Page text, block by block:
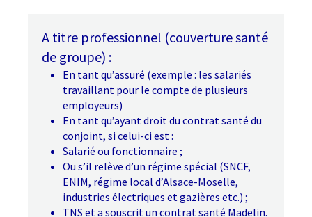
A titre professionnel (couverture santé
de groupe) :
En tant qu’assuré (exemple : les salariés
travaillant pour le compte de plusieurs
employeurs)
En tant qu’ayant droit du contrat santé du
conjoint, si celui-ci est :
Salarié ou fonctionnaire ;
Ou s’il relève d’un régime spécial (SNCF,
ENIM, régime local d’Alsace-Moselle,
industries électriques et gazières etc.) ;
TNS et a souscrit un contrat santé Madelin.